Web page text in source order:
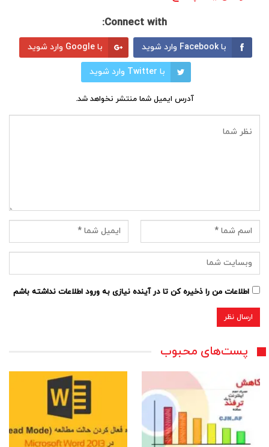
Connect with:
با Facebook وارد شوید با Google وارد شوید
با Twitter وارد شوید
آدرس ایمیل شما منتشر نخواهد شد.
اطلاعات من را ذخیره کن تا در آینده نیازی به ورود اطلاعات نداشته باشم
پست‌های محبوب